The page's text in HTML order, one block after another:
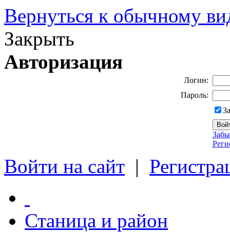
Вернуться к обычному
Закрыть
Авторизация
Логин:
Пароль:
Войти на сайт |
Станица и район